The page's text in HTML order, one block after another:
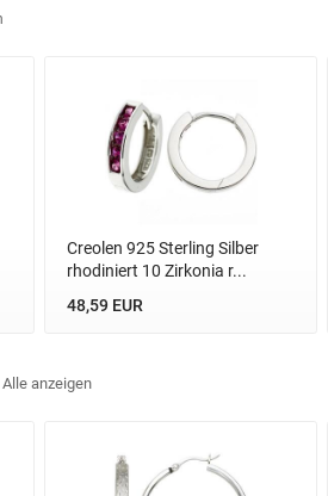
Creolen 925 Sterling Silber
rhodiniert 10 Zirkonia r...
48,59 EUR
Alle anzeigen